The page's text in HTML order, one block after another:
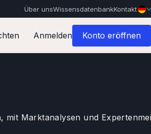
Über unsWissensdatenbankKontakt
Anmelden Konto eröffnen
mit Marktanalysen und